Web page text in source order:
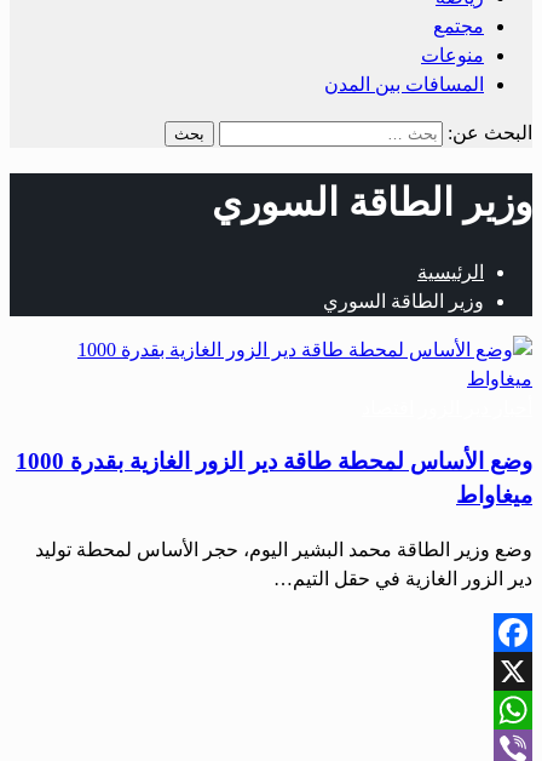
مجتمع
منوعات
المسافات بين المدن
البحث عن:
وزير الطاقة السوري
الرئيسية
وزير الطاقة السوري
وضع الأساس لمحطة طاقة دير الزور الغازية بقدرة 1000
ميغاواط
وضع وزير الطاقة محمد البشير اليوم، حجر الأساس لمحطة توليد
دير الزور الغازية في حقل التيم…
Facebook
X
WhatsApp